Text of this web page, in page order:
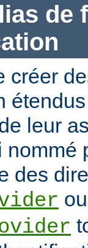
de
créer
leur
des
ou